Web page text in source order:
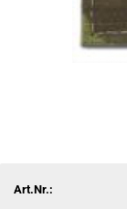
Art.Nr.: